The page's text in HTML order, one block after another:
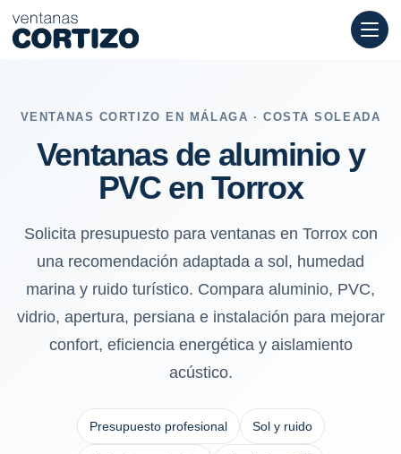
Ventanas de aluminio y PVC en Torrox: sol, humedad marina
VENTANAS CORTIZO EN MÁLAGA · COSTA SOLEADA
Ventanas de aluminio y
PVC en Torrox
Solicita presupuesto para ventanas en Torrox con
una recomendación adaptada a sol, humedad
marina y ruido turístico. Compara aluminio, PVC,
vidrio, apertura, persiana e instalación para mejorar
confort, eficiencia energética y aislamiento
acústico.
Presupuesto profesional Sol y ruido